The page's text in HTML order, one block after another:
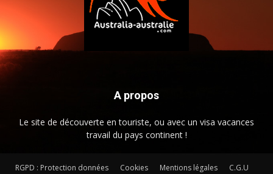
A propos
Le site de découverte en touriste, ou avec un visa vacances
travail du pays continent !
RGPD : Protection données Cookies Mentions légales C.G.U